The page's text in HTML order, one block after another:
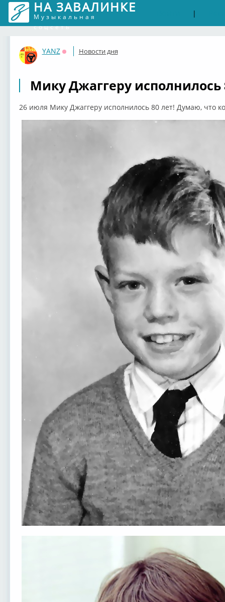
НА ЗАВАЛИНКЕ
Музыкальная
соцсеть
|
YANZ
Оффлайн
Новости дня
Мику Джаггеру исполнилось
26 июля Мику Джаггеру исполнилось 80 лет! Думаю, что